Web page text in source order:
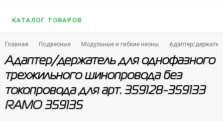
КАТАЛОГ ТОВАРОВ
Главная Подвесные Модульные и гибкие неоны Адаптер/
Адаптер/держатель для однофазного
трехжильного шинопровода без
токопровода для арт. 359128-359133
RAMO 359135